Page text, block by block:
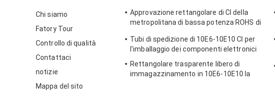
Chi siamo
Fatory Tour
Controllo di qualità
Contattaci
notizie
Mappa del sito
Approvazione rettangolare di CI della
metropolitana di bassa potenza ROHS di
Tubi di spedizione di 10E6-10E10 CI per
l'imballaggio dei componenti elettronici
Rettangolare trasparente libero di
immagazzinamento in 10E6-10E10 la